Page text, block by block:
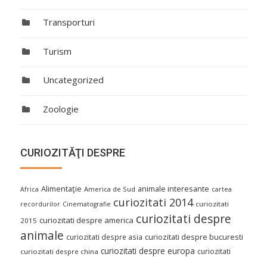
Transporturi
Turism
Uncategorized
Zoologie
CURIOZITĂŢI DESPRE
Africa Alimentaţie America de Sud animale interesante cartea
recordurilor Cinematografie curiozitati 2014 curiozitati
2015 curiozitati despre america curiozitati despre
animale curiozitati despre asia curiozitati despre bucuresti
curiozitati despre china curiozitati despre europa curiozitati